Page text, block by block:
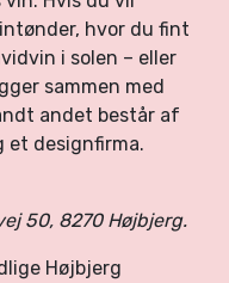
hvor du fint
i solen – eller
sammen med
andet består af
et designfirma.
50, 8270 Højbjerg.
Højbjerg